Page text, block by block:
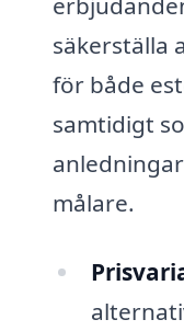
säkerställa
för både
samtidigt
målare.